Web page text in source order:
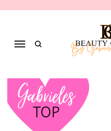
Navigacija
GABRIELĖS TOP
Gabrielės TOP